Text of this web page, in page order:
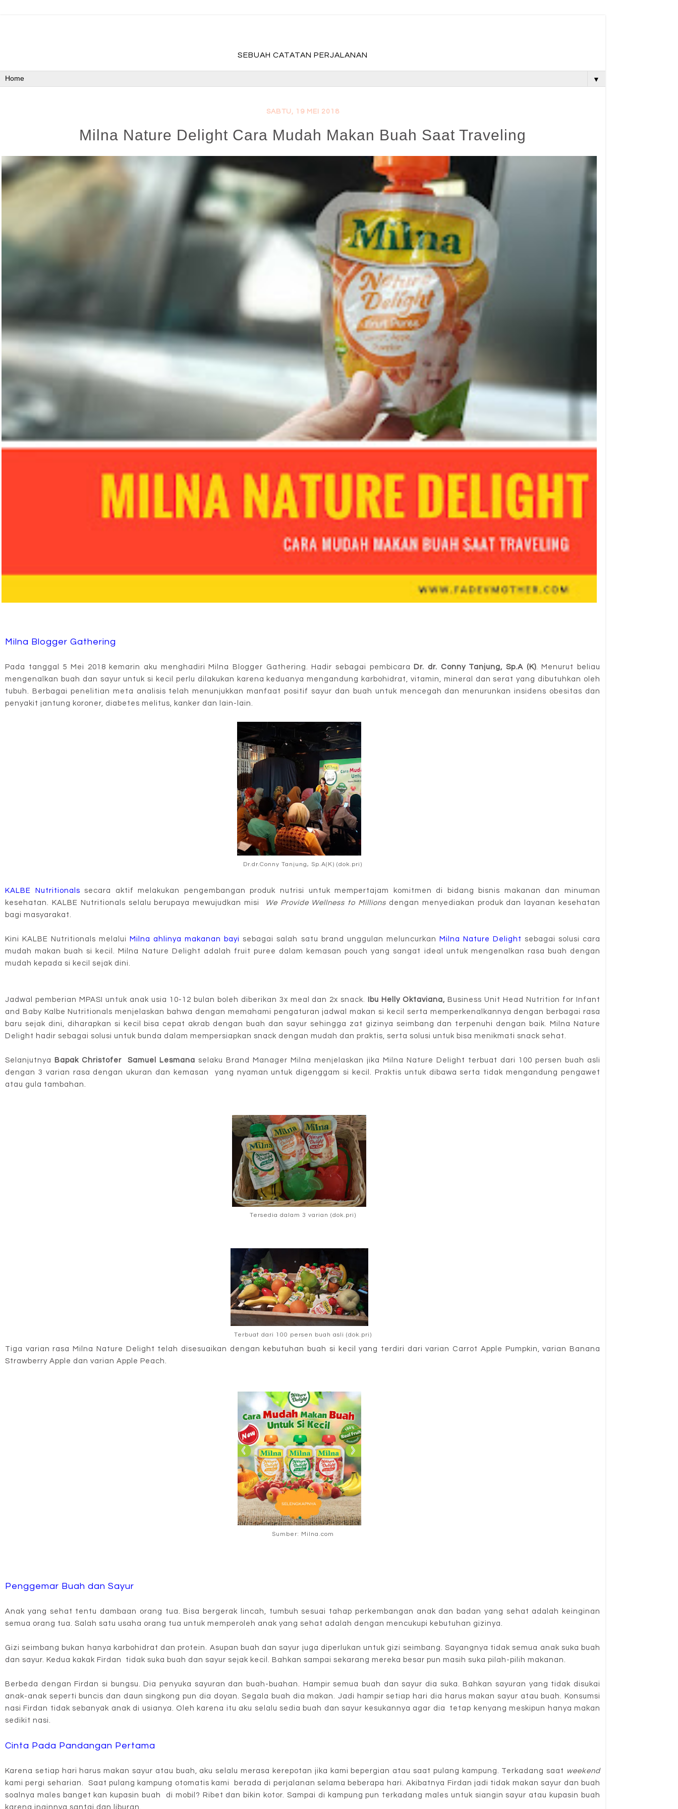
SEBUAH CATATAN PERJALANAN
▼
SABTU, 19 MEI 2018
Milna Nature Delight Cara Mudah Makan Buah Saat Traveling
Milna Blogger Gathering
Pada tanggal 5 Mei 2018 kemarin aku menghadiri Milna Blogger Gathering. Hadir sebagai pembicara Dr. dr. Conny Tanjung, Sp.A (K). Menurut beliau
mengenalkan buah dan sayur untuk si kecil perlu dilakukan karena keduanya mengandung karbohidrat, vitamin, mineral dan serat yang dibutuhkan oleh
tubuh. Berbagai penelitian meta analisis telah menunjukkan manfaat positif sayur dan buah untuk mencegah dan menurunkan insidens obesitas dan
penyakit jantung koroner, diabetes melitus, kanker dan lain-lain.
Dr.dr.Conny Tanjung, Sp.A(K) (dok.pri)
KALBE Nutritionals secara aktif melakukan pengembangan produk nutrisi untuk mempertajam komitmen di bidang bisnis makanan dan minuman
kesehatan. KALBE Nutritionals selalu berupaya mewujudkan misi
We Provide Wellness to Millions dengan menyediakan produk dan layanan kesehatan
bagi masyarakat.
Kini KALBE Nutritionals melalui Milna ahlinya makanan bayi sebagai salah satu brand unggulan meluncurkan Milna Nature Delight sebagai solusi cara
mudah makan buah si kecil. Milna Nature Delight adalah fruit puree dalam kemasan pouch yang sangat ideal untuk mengenalkan rasa buah dengan
mudah kepada si kecil sejak dini.
Jadwal pemberian MPASI untuk anak usia 10-12 bulan boleh diberikan 3x meal dan 2x snack. Ibu Helly Oktaviana, Business Unit Head Nutrition for Infant
and Baby Kalbe Nutritionals menjelaskan bahwa dengan memahami pengaturan jadwal makan si kecil serta memperkenalkannya dengan berbagai rasa
baru sejak dini, diharapkan si kecil bisa cepat akrab dengan buah dan sayur sehingga zat gizinya seimbang dan terpenuhi dengan baik. Milna Nature
Delight hadir sebagai solusi untuk bunda dalam mempersiapkan snack dengan mudah dan praktis, serta solusi untuk bisa menikmati snack sehat.
Selanjutnya Bapak Christofer Samuel Lesmana selaku Brand Manager Milna menjelaskan jika Milna Nature Delight terbuat dari 100 persen buah asli
dengan 3 varian rasa dengan ukuran dan kemasan yang nyaman untuk digenggam si kecil. Praktis untuk dibawa serta tidak mengandung pengawet
atau gula tambahan.
Tersedia dalam 3 varian (dok.pri)
Terbuat dari 100 persen buah asli (dok.pri)
Tiga varian rasa Milna Nature Delight telah disesuaikan dengan kebutuhan buah si kecil yang terdiri dari varian Carrot Apple Pumpkin, varian Banana
Strawberry Apple dan varian Apple Peach.
Sumber: Milna.com
Penggemar Buah dan Sayur
Anak yang sehat tentu dambaan orang tua. Bisa bergerak lincah, tumbuh sesuai tahap perkembangan anak dan badan yang sehat adalah keinginan
semua orang tua. Salah satu usaha orang tua untuk memperoleh anak yang sehat adalah dengan mencukupi kebutuhan gizinya.
Gizi seimbang bukan hanya karbohidrat dan protein. Asupan buah dan sayur juga diperlukan untuk gizi seimbang. Sayangnya tidak semua anak suka buah
dan sayur. Kedua kakak Firdan tidak suka buah dan sayur sejak kecil. Bahkan sampai sekarang mereka besar pun masih suka pilah-pilih makanan.
Berbeda dengan Firdan si bungsu. Dia penyuka sayuran dan buah-buahan. Hampir semua buah dan sayur dia suka. Bahkan sayuran yang tidak disukai
anak-anak seperti buncis dan daun singkong pun dia doyan. Segala buah dia makan. Jadi hampir setiap hari dia harus makan sayur atau buah. Konsumsi
nasi Firdan tidak sebanyak anak di usianya. Oleh karena itu aku selalu sedia buah dan sayur kesukannya agar dia tetap kenyang meskipun hanya makan
sedikit nasi.
Cinta Pada Pandangan Pertama
Karena setiap hari harus makan sayur atau buah, aku selalu merasa kerepotan jika kami bepergian atau saat pulang kampung. Terkadang saat weekend
kami pergi seharian. Saat pulang kampung otomatis kami berada di perjalanan selama beberapa hari. Akibatnya Firdan jadi tidak makan sayur dan buah
soalnya males banget kan kupasin buah di mobil? Ribet dan bikin kotor. Sampai di kampung pun terkadang males untuk siangin sayur atau kupasin buah
karena inginnya santai dan liburan.